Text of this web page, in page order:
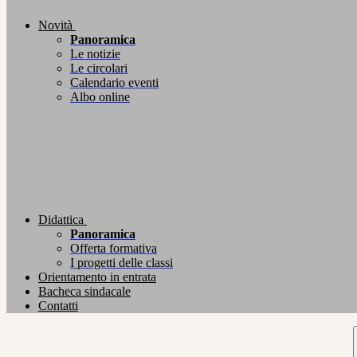
Novità
Panoramica
Le notizie
Le circolari
Calendario eventi
Albo online
Didattica
Panoramica
Offerta formativa
I progetti delle classi
Orientamento in entrata
Bacheca sindacale
Contatti